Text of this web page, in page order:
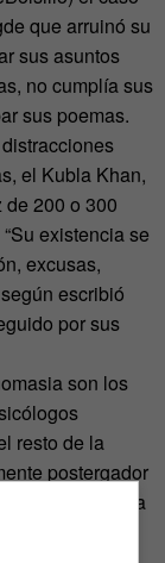
que arruinó su
sus asuntos
no cumplía sus
sus poemas.
el Kubla Khan,
200 o 300
existencia se
excusas,
escribió
por sus
son los
resto de la
postergador
entenderá a la
se combina